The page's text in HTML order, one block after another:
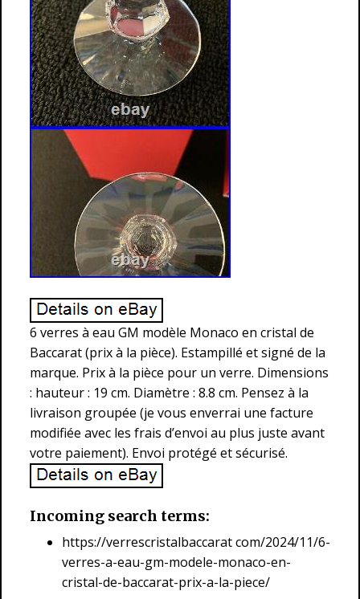
6 verres à eau GM modèle Monaco en cristal de
Baccarat (prix à la pièce). Estampillé et signé de la
marque. Prix à la pièce pour un verre. Dimensions
: hauteur : 19 cm. Diamètre : 8.8 cm. Pensez à la
livraison groupée (je vous enverrai une facture
modifiée avec les frais d’envoi au plus juste avant
votre paiement). Envoi protégé et sécurisé.
Incoming search terms:
https://verrescristalbaccarat com/2024/11/6-
verres-a-eau-gm-modele-monaco-en-
cristal-de-baccarat-prix-a-la-piece/